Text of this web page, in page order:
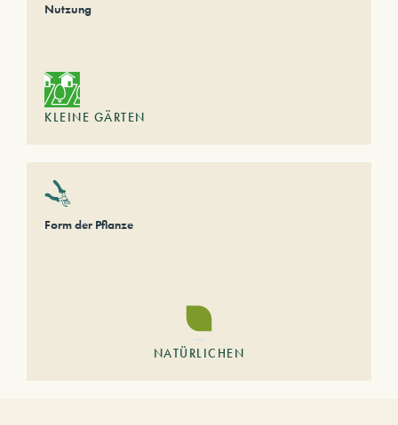
Nutzung
KLEINE GÄRTEN
Form der Pflanze
NATÜRLICHEN